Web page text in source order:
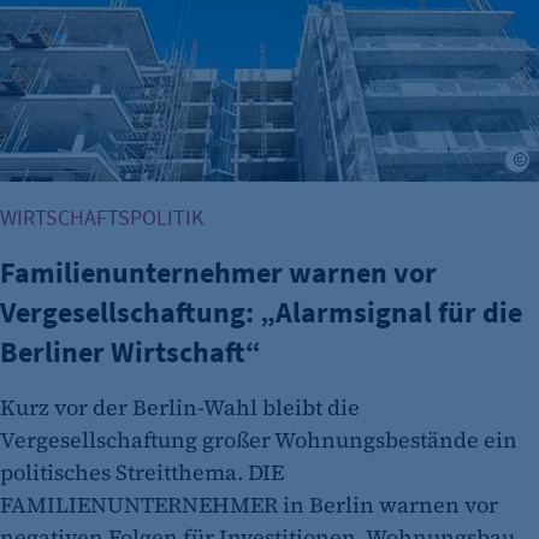
Cookie Consent
Name:
cookie_consent
Zweck:
Dieser Cookie speichert die ausgewählten
Einverständnis-Optionen des Benutzers
1 Jahr
etracker Analytics
WIRTSCHAFTSPOLITIK
Familienunternehmer warnen vor
Vergesellschaftung: „Alarmsignal für die
Berliner Wirtschaft“
Kurz vor der Berlin-Wahl bleibt die
Vergesellschaftung großer Wohnungsbestände ein
politisches Streitthema. DIE
FAMILIENUNTERNEHMER in Berlin warnen vor